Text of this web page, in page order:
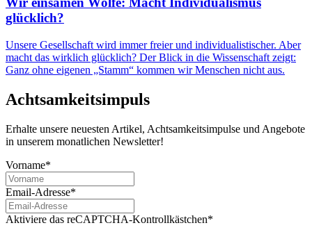
glücklich?
Unsere Gesellschaft wird immer freier und individualistischer. Aber
macht das wirklich glücklich? Der Blick in die Wissenschaft zeigt:
Ganz ohne eigenen „Stamm“ kommen wir Menschen nicht aus.
Achtsamkeitsimpuls
Erhalte unsere neuesten Artikel, Achtsamkeitsimpulse und Angebote
in unserem monatlichen Newsletter!
Vorname*
Email-Adresse*
Aktiviere das reCAPTCHA-Kontrollkästchen*